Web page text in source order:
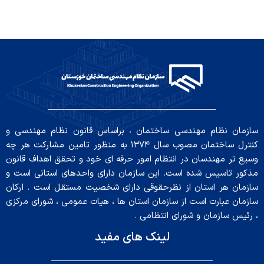
سازمان نظام مهندسی ساختمان ، براساس قانون نظام مهندسی و
کنترل ساختمان مصوب سال ۱۳۷۴ به منظور تامین مشارکت هر چه
وسیع تر مهندسان در انتظام امور حرفه ای خود و تحقق اهداف قانون
مذکور تاسیس شده است. این سازمان دارای واحدهای استانی است و
سازمان هر استان از نظرحقوقی دارای شخصیت مستقل است . ارکان
سازمان عبارت است از سازمان استان ها ، هیات عمومی ، شورای مرکزی
، رئیس سازمان و شورای انتظامی .
لینک های مفید